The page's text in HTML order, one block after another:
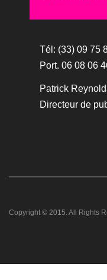
Tél: (33) 09 75
Port. 06 08 06
Patrick
Directeur de
Copyright © 2015. All Rights